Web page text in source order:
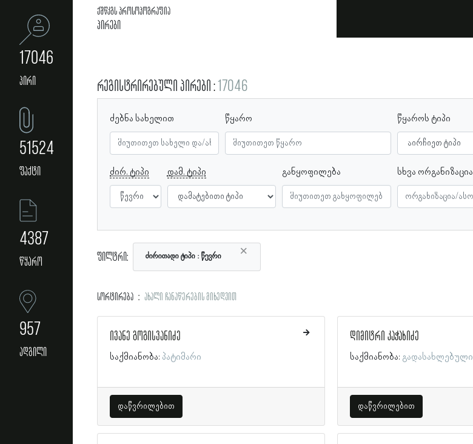
17046
პირი
51524
ფაქტი
4387
წყარო
957
ადგილი
ქშწკგს პროსოპოგრაფია
პირები
რეგისტრირებული პირები 17046
ძებნა სახელით წყარო წყაროს ტიპი
ძირ. ტიპი დამ. ტიპი განყოფილება სხვა ორგანიზაცია
ფილტრი: ×
ძირითადი ტიპი წევრი
სორტირება ახალი ჩანაწერების მიხედვით
ივანე გოგისვანიძე
საქმიანობა: პატიმარი
დაწვრილებით
დიმიტრი კაჭახიძე
საქმიანობა: გადასახლებული
დაწვრილებით